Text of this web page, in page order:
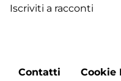
Iscriviti a racconti
Footer
Contatti Cookie